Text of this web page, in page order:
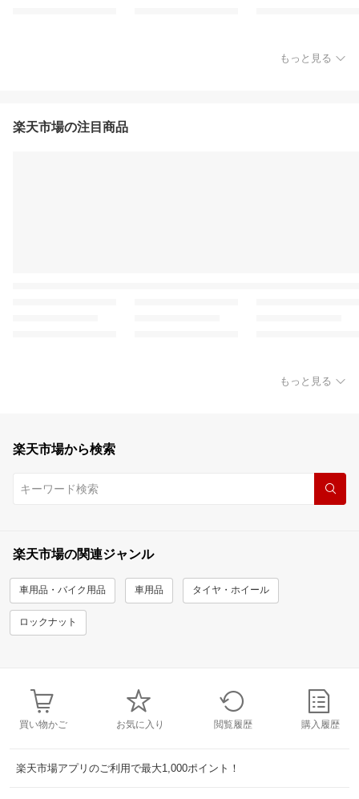
もっと見る
楽天市場の注目商品
もっと見る
楽天市場から検索
楽天市場の関連ジャンル
車用品・バイク用品 車用品 タイヤ・ホイール
ロックナット
買い物かご お気に入り 閲覧履歴 購入履歴
楽天市場アプリのご利用で最大1,000ポイント！